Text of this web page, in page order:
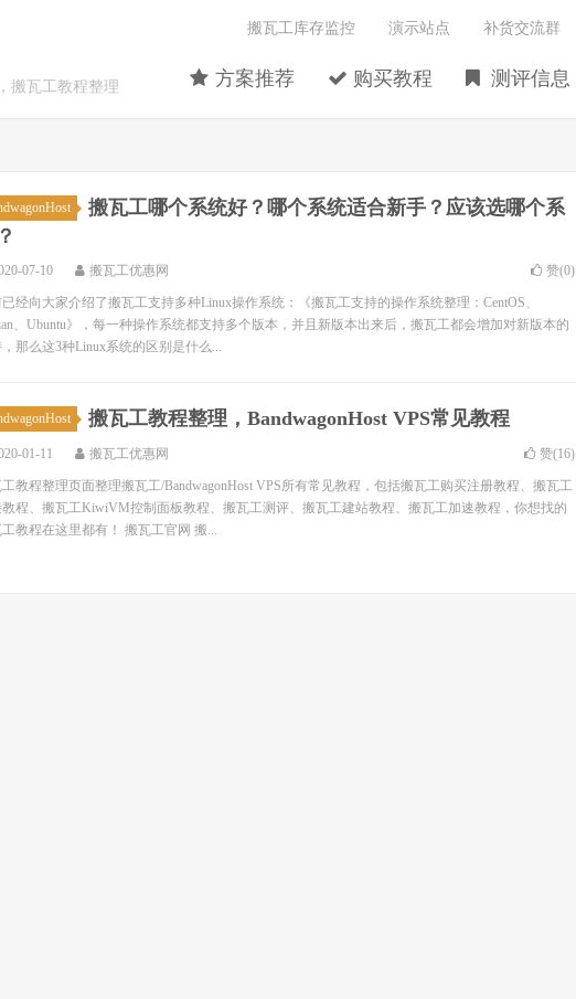
搬瓦工教程整理
方案推荐 购买教程 测评信息
搬瓦工库存监控 演示站点 补货交流群
搬瓦工哪个系统好？哪个系统适合新手？应该选哪个系
07-10 搬瓦工优惠网 赞(0)
经向大家介绍了搬瓦工支持多种Linux操作系统：《搬瓦工支持的操作系统整理：CentOS、
、Ubuntu》，每一种操作系统都支持多个版本，并且新版本出来后，搬瓦工都会增加对新版本的
那么这3种Linux系统的区别是什么...
搬瓦工教程整理，BandwagonHost VPS常见教程
01-11 搬瓦工优惠网 赞(16)
教程整理页面整理搬瓦工/BandwagonHost VPS所有常见教程，包括搬瓦工购买注册教程、搬瓦工
程、搬瓦工KiwiVM控制面板教程、搬瓦工测评、搬瓦工建站教程、搬瓦工加速教程，你想找的
教程在这里都有！ 搬瓦工官网 搬...